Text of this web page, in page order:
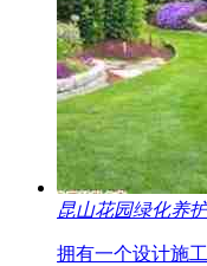
昆山花园绿化养
拥有一个设计施